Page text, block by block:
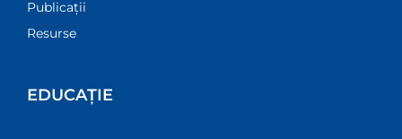
Publicații
Resurse
EDUCAȚIE